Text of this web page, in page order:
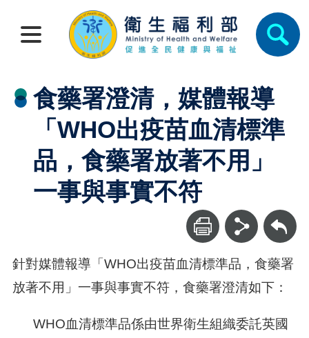
食藥署澄清，媒體報導
「WHO出疫苗血清標準
品，食藥署放著不用」
一事與事實不符
回上一頁
針對媒體報導「WHO出疫苗血清標準品，食藥署
放著不用」一事與事實不符，食藥署澄清如下：
WHO血清標準品係由世界衛生組織委託英國